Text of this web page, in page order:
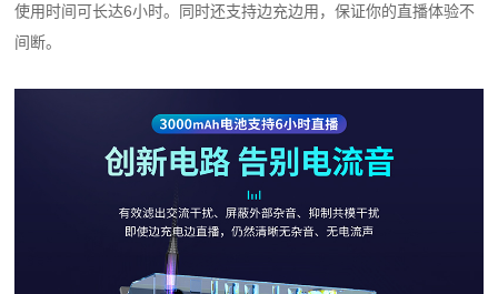
使用时间可长达6小时。同时还支持边充边用，保证你的直播体验不
间断。